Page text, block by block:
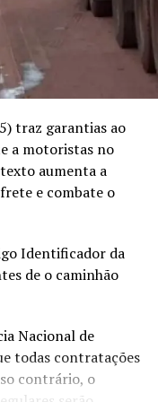
Um post compartilhado por MTMais Noticias (@mtmaismt)
e média fica acima
viabilizaram
Cerrado
Base de Proteção
Fundação
Mesmo com
décadas no
para impedir
Indigenista
de proteção
e sua
que
afirmou que
marco
isolados.
traz garantias ao
a motoristas no
aumenta a
e combate o
Identificador da
de o caminhão
Nacional de
todas contratações
contrário, o